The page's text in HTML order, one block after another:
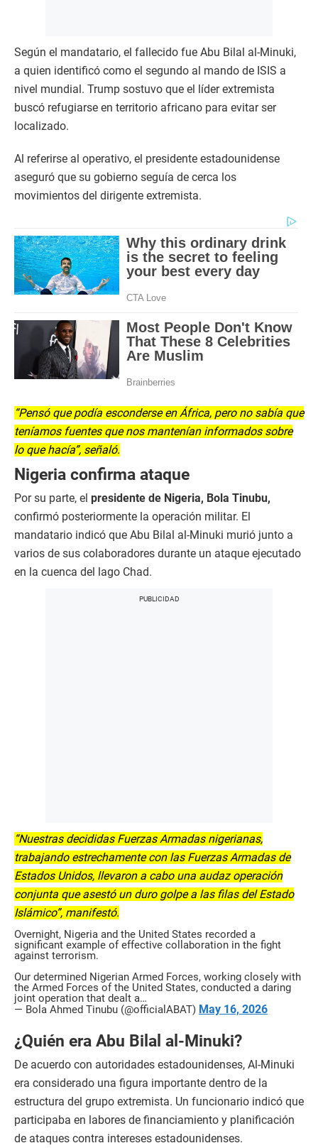
Según el mandatario, el fallecido fue Abu Bilal al-Minuki,
a quien identificó como el segundo al mando de ISIS a
nivel mundial. Trump sostuvo que el líder extremista
buscó refugiarse en territorio africano para evitar ser
localizado.
Al referirse al operativo, el presidente estadounidense
aseguró que su gobierno seguía de cerca los
movimientos del dirigente extremista.
“Pensó que podía esconderse en África, pero no sabía que
teníamos fuentes que nos mantenían informados sobre
lo que hacía”, señaló.
Nigeria confirma ataque
Por su parte, el presidente de Nigeria, Bola Tinubu,
confirmó posteriormente la operación militar. El
mandatario indicó que Abu Bilal al-Minuki murió junto a
varios de sus colaboradores durante un ataque ejecutado
en la cuenca del lago Chad.
“Nuestras decididas Fuerzas Armadas nigerianas,
trabajando estrechamente con las Fuerzas Armadas de
Estados Unidos, llevaron a cabo una audaz operación
conjunta que asestó un duro golpe a las filas del Estado
Islámico”, manifestó.
Overnight, Nigeria and the United States recorded a
significant example of effective collaboration in the fight
against terrorism.
Our determined Nigerian Armed Forces, working closely with
the Armed Forces of the United States, conducted a daring
joint operation that dealt a…
— Bola Ahmed Tinubu (@officialABAT) May 16, 2026
¿Quién era Abu Bilal al-Minuki?
De acuerdo con autoridades estadounidenses, Al-Minuki
era considerado una figura importante dentro de la
estructura del grupo extremista. Un funcionario indicó que
participaba en labores de financiamiento y planificación
de ataques contra intereses estadounidenses.